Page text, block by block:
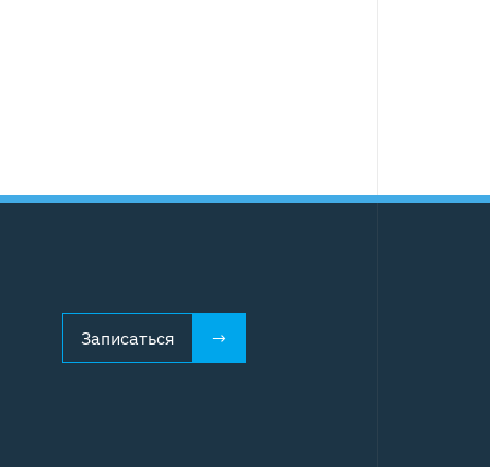
Записаться